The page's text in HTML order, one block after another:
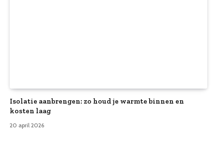
Isolatie aanbrengen: zo houd je warmte binnen en
kosten laag
20 april 2026